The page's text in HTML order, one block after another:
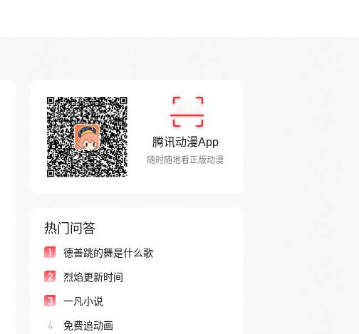
腾讯动漫App
随时随地看正版动漫
热门问答
1 德善跳的舞是什么歌
2 烈焰更新时间
3 一凡小说
4 免费追动画